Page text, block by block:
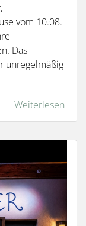
vom 10.08.
Das
unregelmäßig
Weiterlesen